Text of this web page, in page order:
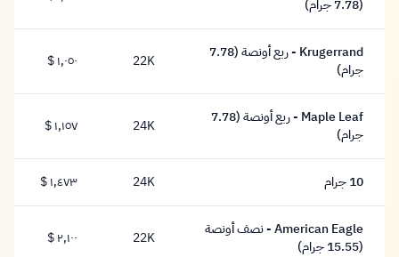
(7.78 جرام) ١,٠٧٠ دولار
Krugerrand - ربع أونصة (7.78
جرام)
22K ١,٠٥٠ دولار
١,٠٥٠ $
Maple Leaf - ربع أونصة (7.78
جرام)
24K ١,١٥٧ دولار
١,١٥٧ $
10 جرام 24K ١,٤٧٣ دولار
١,٤٧٣ $
American Eagle - نصف أونصة
(15.55 جرام)
22K ٢,١٠٠ دولار
٢,١٠٠ $